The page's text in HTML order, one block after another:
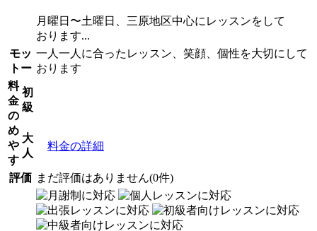
月曜日〜土曜日、三原地区中心にレッスンをして
おります...
モッ
トー
一人一人に合ったレッスン、笑顔、個性を大切にして
おります
料
金
の
め
や
す
初
級
大
人
料金の詳細
評価 まだ評価はありません(0件)